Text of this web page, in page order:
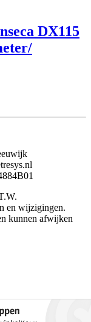
DX115
en wijzigingen.
kunnen afwijken